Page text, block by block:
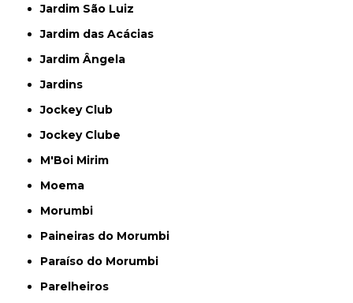
Jardim São Luiz
Jardim das Acácias
Jardim Ângela
Jardins
Jockey Club
Jockey Clube
M'Boi Mirim
Moema
Morumbi
Paineiras do Morumbi
Paraíso do Morumbi
Parelheiros